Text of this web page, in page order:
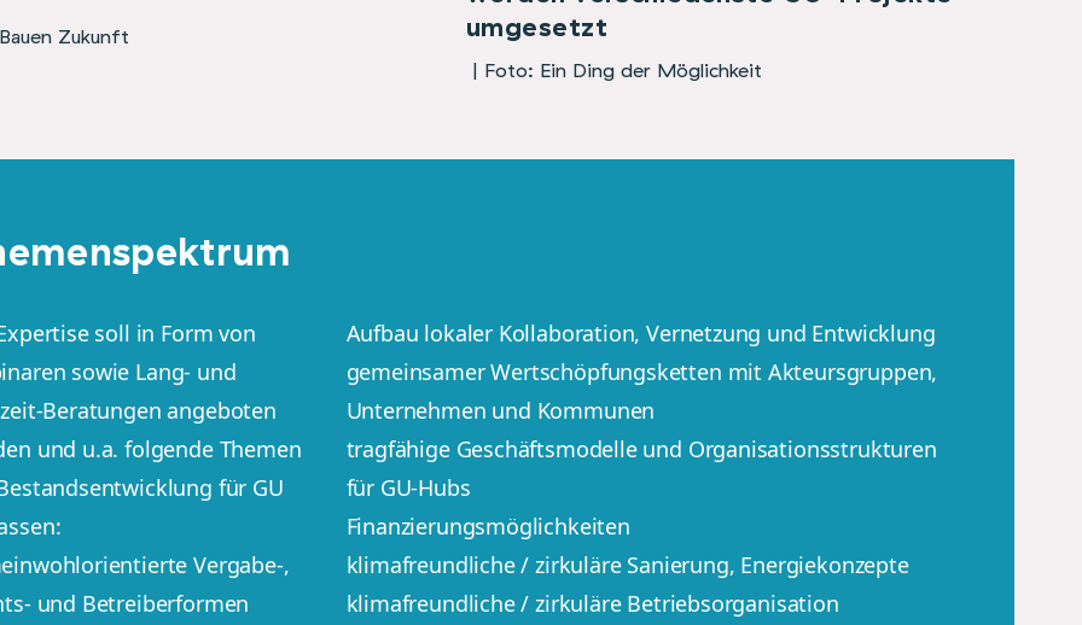
Zukunft
umgesetzt
| Foto: Ein Ding der Möglichkeit
soll in Form von
sowie Lang- und
Beratungen angeboten
und u.a. folgende Themen
für GU
Vergabe-,
und Betreiberformen
Aufbau lokaler Kollaboration, Vernetzung und Entwicklung
gemeinsamer Wertschöpfungsketten mit Akteursgruppen,
Unternehmen und Kommunen
tragfähige Geschäftsmodelle und Organisationsstrukturen
für GU-Hubs
Finanzierungsmöglichkeiten
klimafreundliche / zirkuläre Sanierung, Energiekonzepte
klimafreundliche / zirkuläre Betriebsorganisation